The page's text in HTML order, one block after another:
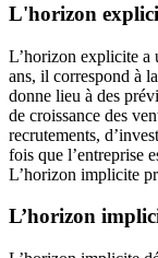
L'horizon
L’horizon explicite a
ans, il correspond à
donne lieu à des
de croissance des
recrutements,
fois que l’entreprise
L’horizon implicite
L’horizon